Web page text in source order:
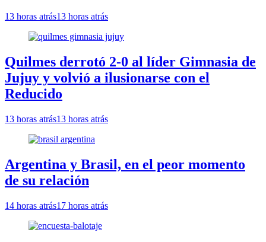
13 horas atrás13 horas atrás
Quilmes derrotó 2-0 al líder Gimnasia de
Jujuy y volvió a ilusionarse con el
Reducido
13 horas atrás13 horas atrás
Argentina y Brasil, en el peor momento
de su relación
14 horas atrás17 horas atrás